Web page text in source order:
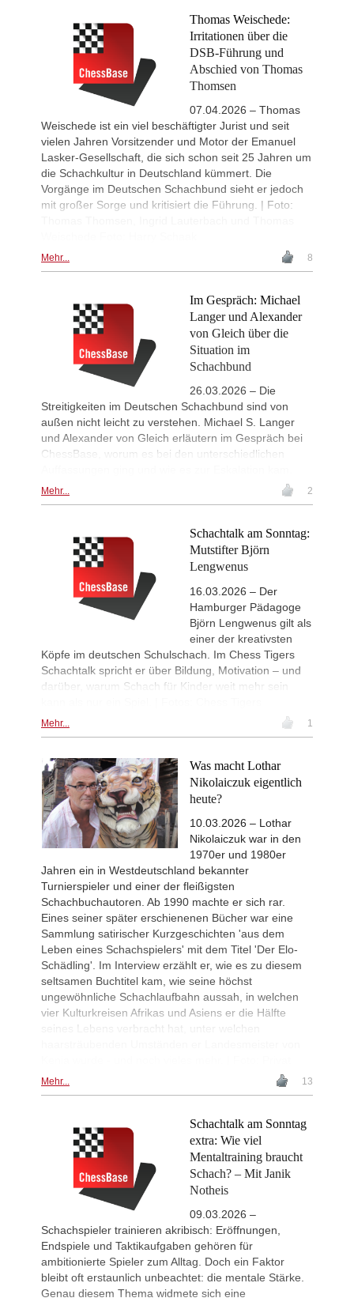
Interesting Novelty
New Opening Trend
Keymer - Praggnanandhaa R (D31)
New Opening Trend
New Opening Trend
Caruana - So (D12)
Interesting Novelty
Tabatabaei - Deac (E20)
New Opening Trend
Samant Aditya S - Makkar (C43)
New Opening Trend
Blackburn - Jackson (E90)
2d
Yilmaz - Ozenir (E11)
New Opening Trend
Firat - Tabatabaei (A07)
New Opening Trend
Yavuz - Ozkan (C17)
New Opening Trend
Samant Aditya S - Makkar (C43)
New Opening Trend
Vyval - Gavrilescu (B32)
New Opening Trend
Kuzubov - Rustamov (B92)
2d
Mendonca - Schitco (C55)
New Opening Trend
Keymer - Van Foreest (A30)
Thomas Weischede:
Irritationen über die
DSB-Führung und
Abschied von Thomas
Thomsen
07.04.2026 – Thomas
Weischede ist ein viel beschäftigter Jurist und seit
vielen Jahren Vorsitzender und Motor der Emanuel
Lasker-Gesellschaft, die sich schon seit 25 Jahren um
die Schachkultur in Deutschland kümmert. Die
Vorgänge im Deutschen Schachbund sieht er jedoch
mit großer Sorge und kritisiert die Führung. | Foto:
Mehr... 8
Im Gespräch: Michael
Langer und Alexander
von Gleich über die
Situation im
Schachbund
26.03.2026 – Die
Streitigkeiten im Deutschen Schachbund sind von
außen nicht leicht zu verstehen. Michael S. Langer
und Alexander von Gleich erläutern im Gespräch bei
ChessBase, worum es bei den unterschiedlichen
Mehr... 2
Schachtalk am Sonntag:
Mutstifter Björn
Lengwenus
16.03.2026 – Der
Hamburger Pädagoge
Björn Lengwenus gilt als
einer der kreativsten
Köpfe im deutschen Schulschach. Im Chess Tigers
Schachtalk spricht er über Bildung, Motivation – und
darüber, warum Schach für Kinder weit mehr sein
Mehr... 1
Was macht Lothar
Nikolaiczuk eigentlich
heute?
10.03.2026 – Lothar
Nikolaiczuk war in den
1970er und 1980er
Jahren ein in Westdeutschland bekannter
Turnierspieler und einer der fleißigsten
Schachbuchautoren. Ab 1990 machte er sich rar.
Eines seiner später erschienenen Bücher war eine
Sammlung satirischer Kurzgeschichten 'aus dem
Leben eines Schachspielers' mit dem Titel 'Der Elo-
Schädling'. Im Interview erzählt er, wie es zu diesem
seltsamen Buchtitel kam, wie seine höchst
ungewöhnliche Schachlaufbahn aussah, in welchen
vier Kulturkreisen Afrikas und Asiens er die Hälfte
seines Lebens verbracht hat, unter welchen
Mehr... 13
Schachtalk am Sonntag
extra: Wie viel
Mentaltraining braucht
Schach? – Mit Janik
Notheis
09.03.2026 –
Schachspieler trainieren akribisch: Eröffnungen,
Endspiele und Taktikaufgaben gehören für
ambitionierte Spieler zum Alltag. Doch ein Faktor
bleibt oft erstaunlich unbeachtet: die mentale Stärke.
Genau diesem Thema widmete sich eine